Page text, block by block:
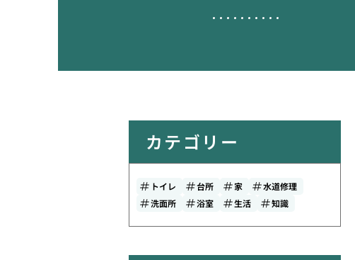
カテゴリー
トイレ 台所 家
水道修理
洗面所
浴室 生活 知識